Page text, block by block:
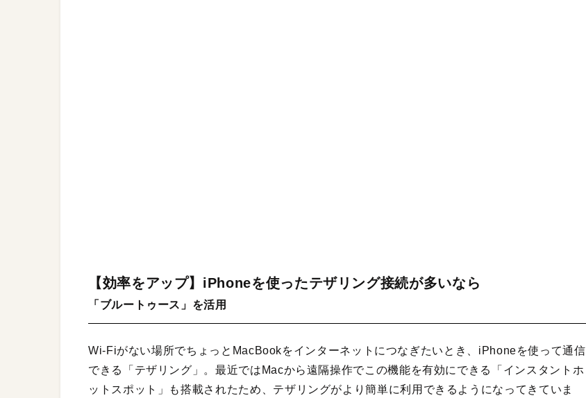
【効率をアップ】iPhoneを使ったテザリング接続が多いなら
「ブルートゥース」を活用
Wi-Fiがない場所でちょっとMacBookをインターネットにつなぎたいとき、iPhoneを使って通信
できる「テザリング」。最近ではMacから遠隔操作でこの機能を有効にできる「インスタントホ
ットスポット」も搭載されたため、テザリングがより簡単に利用できるようになってきていま